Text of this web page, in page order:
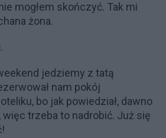
mogłem skończyć. Tak mi
żona.
jedziemy z tatą
nam pokój
bo jak powiedział, dawno
więc trzeba to nadrobić. Już się